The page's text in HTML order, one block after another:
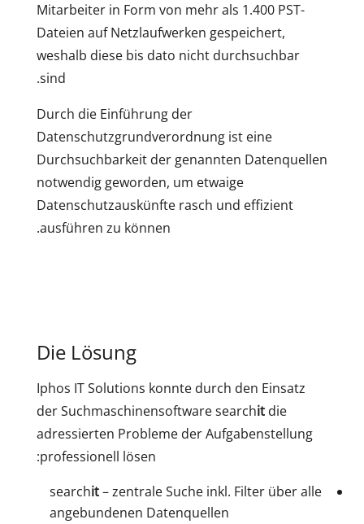
Mitarbeiter in Form von mehr als 1.400 PST-
Dateien auf Netzlaufwerken gespeichert,
weshalb diese bis dato nicht durchsuchbar
sind.
Durch die Einführung der
Datenschutzgrundverordnung ist eine
Durchsuchbarkeit der genannten Datenquellen
notwendig geworden, um etwaige
Datenschutzauskünfte rasch und effizient
ausführen zu können.
Die Lösung
Iphos IT Solutions konnte durch den Einsatz
der Suchmaschinensoftware searchitdie
adressierten Probleme der Aufgabenstellung
professionell lösen:
searchit– zentrale Suche inkl. Filter über alle
angebundenen Datenquellen